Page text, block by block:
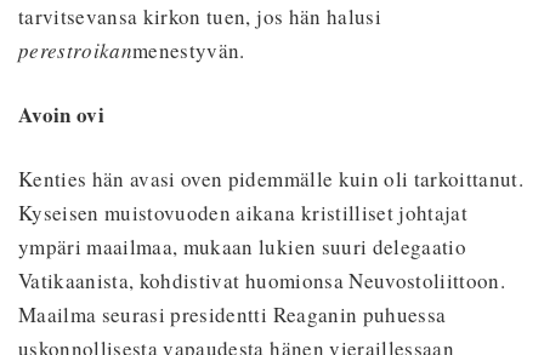
tarvitsevansa kirkon tuen, jos hän halusi
perestroikanmenestyvän.
Avoin ovi
Kenties hän avasi oven pidemmälle kuin oli tarkoittanut.
Kyseisen muistovuoden aikana kristilliset johtajat
ympäri maailmaa, mukaan lukien suuri delegaatio
Vatikaanista, kohdistivat huomionsa Neuvostoliittoon.
Maailma seurasi presidentti Reaganin puhuessa
uskonnollisesta vapaudesta hänen vieraillessaan